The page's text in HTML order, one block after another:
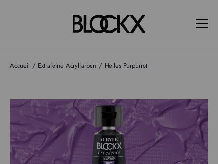
Accueil Extrafeine Acrylfarben Helles Purpurrot